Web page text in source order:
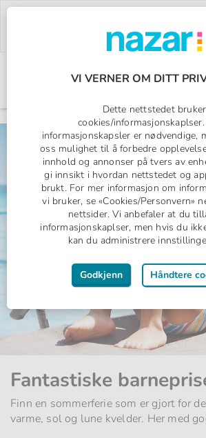
Bruk rabattkoden:PW26.
Nazar logo
Fantastiske
Finn en sommerferie som er gjort for
varme, sol og lune kvelder. Her med
VI VERNER OM DITT
Dette nettstedet bruker
cookies/
informasjonskapsler er nødvendige,
oss mulighet til å forbedre
innhold og annonser på tvers av
gi innsikt i hvordan nettstedet og
brukt. For mer informasjon om
vi bruker, se «Cookies/Personvern»
nettsider. Vi anbefaler at du
informasjonskaplser, men hvis du
kan du administrere
Godkjenn Håndtere